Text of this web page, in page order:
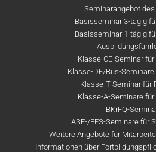
Seminarangebot des
Basisseminar 3-tägig
Basisseminar 1-tägig
Klasse-CE-Seminar
Klasse-DE/Bus-Seminare
Klasse-T-Seminar für
Klasse-A-Seminare für
BKrFQ-
ASF-/FES-Seminare für
Weitere Angebote für
Informationen über